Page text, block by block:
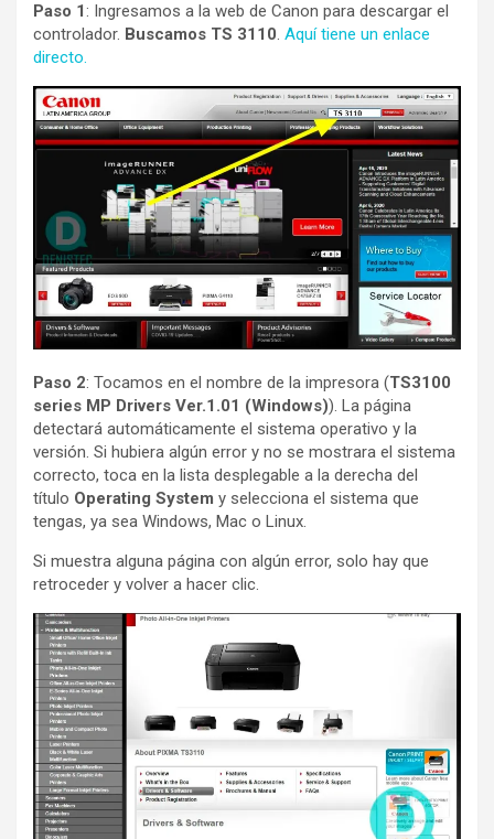
Paso 1: Ingresamos a la web de Canon para descargar el
controlador. Buscamos TS 3110. Aquí tiene un enlace
directo.
Paso 2: Tocamos en el nombre de la impresora (TS3100
series MP Drivers Ver.1.01 (Windows)). La página
detectará automáticamente el sistema operativo y la
versión. Si hubiera algún error y no se mostrara el sistema
correcto, toca en la lista desplegable a la derecha del
título Operating System y selecciona el sistema que
tengas, ya sea Windows, Mac o Linux.
Si muestra alguna página con algún error, solo hay que
retroceder y volver a hacer clic.